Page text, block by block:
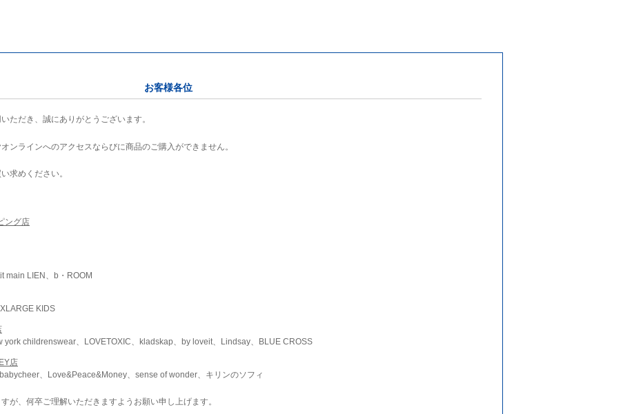
お客様各位
ただき、誠にありがとうございます。
ンラインへのアクセスならびに商品のご購入ができません。
求めください。
ング店
main LIEN、b・ROOM
KIDS
york childrenswear、LOVETOXIC、kladskap、by loveit、Lindsay、BLUE CROSS
店
、Love&Peace&Money、sense of wonder、キリンのソフィ
が、何卒ご理解いただきますようお願い申し上げます。